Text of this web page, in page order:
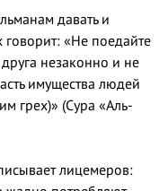
давать и
говорит: «Не поедайте
незаконно и не
имущества людей
грех)» (Сура «Аль-
лицемеров: